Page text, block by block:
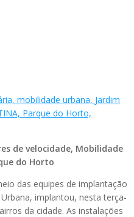
mobilidade urbana, Jardim
Parque do Horto,
de velocidade, Mobilidade
do Horto
das equipes de implantação
implantou, nesta terça-
da cidade. As instalações